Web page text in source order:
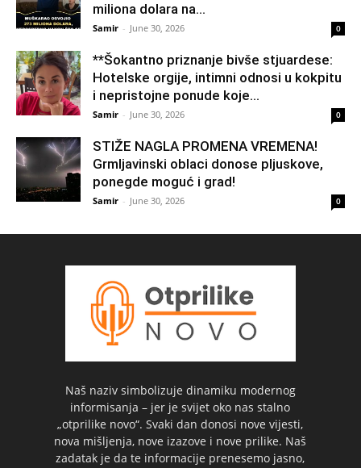
miliona dolara na...
Samir - June 30, 2026 0
**Šokantno priznanje bivše stjuardese:
Hotelske orgije, intimni odnosi u kokpitu
i nepristojne ponude koje...
Samir - June 30, 2026 0
STIŽE NAGLA PROMENA VREMENA!
Grmljavinski oblaci donose pljuskove,
ponegde moguć i grad!
Samir - June 30, 2026 0
Naš naziv simbolizuje dinamiku modernog
informisanja – jer je svijet oko nas stalno
„otprilike novo“. Svaki dan donosi nove vijesti,
nova mišljenja, nove izazove i nove prilike. Naš
zadatak je da te informacije prenesemo jasno,